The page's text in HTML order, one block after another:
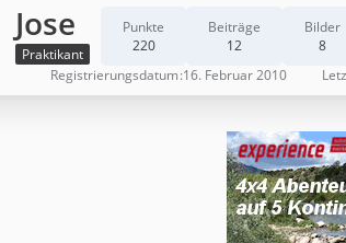
Jose
Praktikant
Punkte
220
Beiträge
12
Bilder
8
Registrierungsdatum 16. Februar 2010